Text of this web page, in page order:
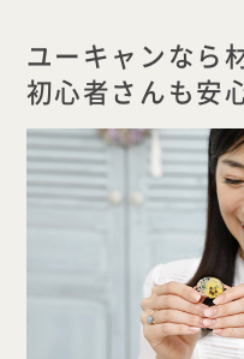
ユーキャンなら
初心者さんも安